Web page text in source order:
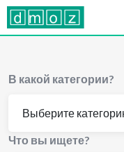
Перейти
содержимому
В какой категории?
Что вы ищете?